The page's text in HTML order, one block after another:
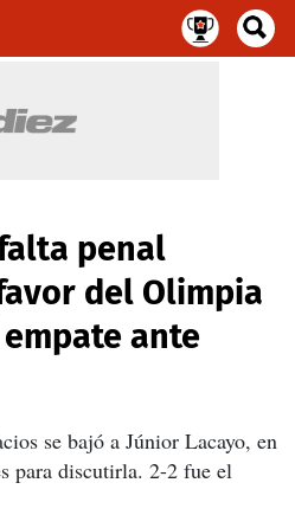
falta penal
del Olimpia
ante
se bajó a Júnior Lacayo, en
para discutirla. 2-2 fue el